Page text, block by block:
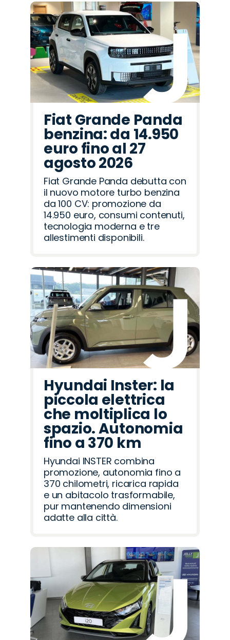
Fiat Grande Panda
benzina: da 14.950
euro fino al 27
agosto 2026
Fiat Grande Panda debutta con
il nuovo motore turbo benzina
da 100 CV: promozione da
14.950 euro, consumi contenuti,
tecnologia moderna e tre
allestimenti disponibili.
Hyundai Inster: la
piccola elettrica
che moltiplica lo
spazio. Autonomia
fino a 370 km
Hyundai INSTER combina
promozione, autonomia fino a
370 chilometri, ricarica rapida
e un abitacolo trasformabile,
pur mantenendo dimensioni
adatte alla città.